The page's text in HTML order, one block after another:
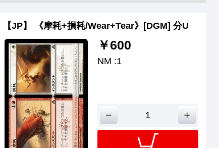
【JP】 《摩耗+損耗/Wear+Tear》[DGM] 分U
￥600
NM :1